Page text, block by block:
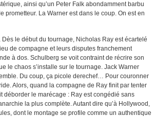
ainsi qu’un Peter Falk abondamment barbu
La Warner est dans le coup. On est en
le début du tournage, Nicholas Ray est écartelé
de compagne et leurs disputes franchement
à dos. Schulberg se voit contraint de récrire son
le chaos s’installe sur le tournage. Jack Warner
Du coup, ça picole derechef… Pour couronner
Alors, quand la compagne de Ray finit par tenter
déborder le marécage : Ray est congédié sans
la plus complète. Autant dire qu’à Hollywood,
dont le montage se profile comme un authentique